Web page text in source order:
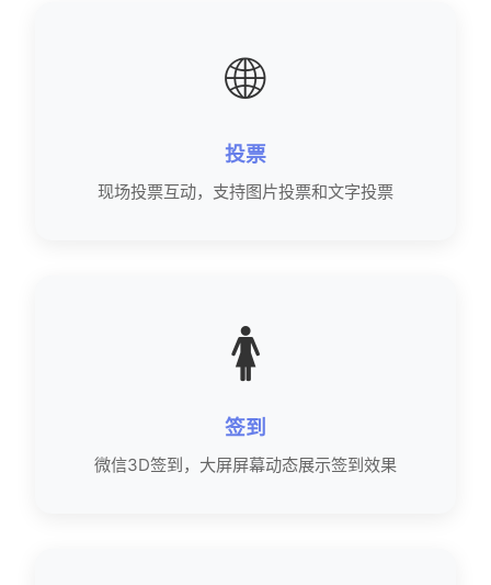
🌐
投票
现场投票互动，支持图片投票和文字投票
🚺
签到
微信3D签到，大屏屏幕动态展示签到效果